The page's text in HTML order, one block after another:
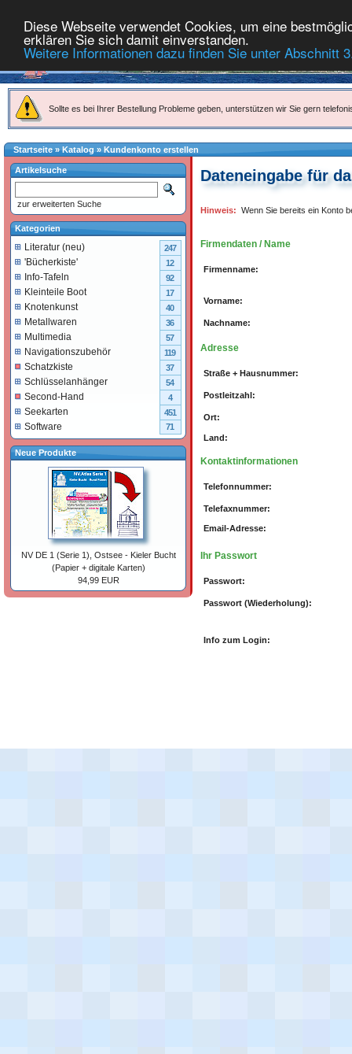
Diese Webseite verwendet Cookies, um eine
erklären Sie sich damit einverstanden.
Weitere Informationen dazu finden Sie unter Abschnitt
Sollte es bei Ihrer Bestellung Probleme geben, unterstützen wir Sie gern
Startseite»Katalog » Kundenkonto erstellen
Dateneingabe für
Hinweis: Wenn Sie bereits ein Konto
Firmendaten / Name
Firmenname:
Vorname:
Nachname:
Adresse
Straße + Hausnummer:
Postleitzahl:
Ort:
Land:
Kontaktinformationen
Telefonnummer:
Telefaxnummer:
Email-Adresse:
Ihr Passwort
Passwort:
Passwort (Wiederholung):
Info zum Login:
Artikelsuche
zur erweiterten Suche
Kategorien
Literatur (neu) 247
'Bücherkiste' 12
Info-Tafeln 92
Kleinteile Boot 17
Knotenkunst 40
Metallwaren 36
Multimedia 57
Navigationszubehör 119
Schatzkiste 37
Schlüsselanhänger 54
Second-Hand 4
Seekarten 451
Software 71
Neue Produkte
NV DE 1 (Serie 1), Ostsee - Kieler Bucht
(Papier + digitale Karten)
94,99 EUR